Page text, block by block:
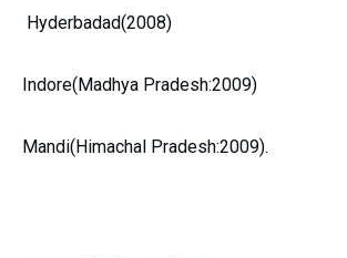
Hyderbadad(2008)
Indore(Madhya Pradesh:2009)
Mandi(Himachal Pradesh:2009).